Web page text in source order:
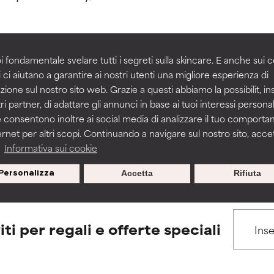
fondamentale svelare tutti i segreti sulla skincare. E anche sui
ci aiutano a garantire ai nostri utenti una migliore esperienza di
sul nostro sito web. Grazie a questi abbiamo la possibilit,
partner, di adattare gli annunci in base ai tuoi interessi
consentono inoltre ai social media di analizzare il tuo
per altri scopi. Continuando a navigare sul nostro sito,
Informativa sui cookie
Rifiuta
Accetta
BACK TO SEARCH
to assess ingredients in this dictionary. Regulations
irritante, ma può presentare problemi per come appare
problemi di altro tipo che ne limitano l'utilità.
Il rischio aumenta se combinato con altri ingredienti
infiammazioni, secchezza, ecc. Può offrire benefici solo
che fa più male che bene.
irritante, ma può presentare problemi per come appare
problemi di altro tipo che ne limitano l'utilità.
Il rischio aumenta se combinato con altri ingredienti
infiammazioni, secchezza, ecc. Può offrire benefici solo
che fa più male che bene.
per regali e offerte speciali